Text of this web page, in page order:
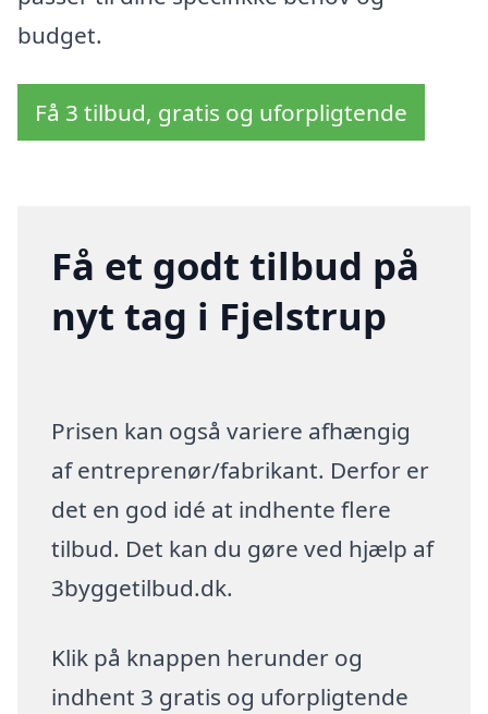
budget.
Få 3 tilbud, gratis og uforpligtende
Få et godt tilbud på
nyt tag i Fjelstrup
Prisen kan også variere afhængig
af entreprenør/fabrikant. Derfor er
det en god idé at indhente flere
tilbud. Det kan du gøre ved hjælp af
3byggetilbud.dk.
Klik på knappen herunder og
indhent 3 gratis og uforpligtende